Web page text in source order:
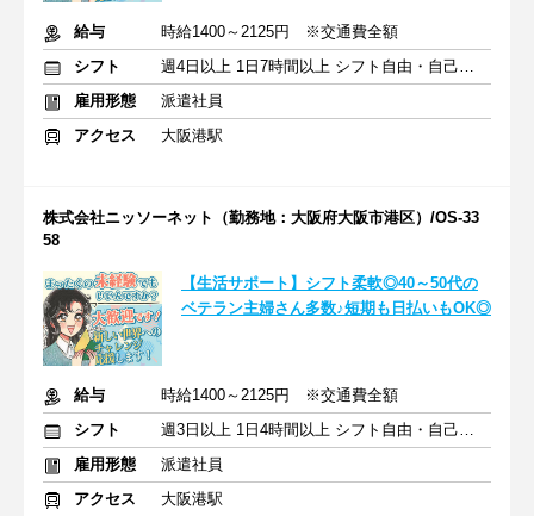
給与
時給1400～2125円 ※交通費全額
シフト
週4日以上 1日7時間以上 シフト自由・自己申告
雇用形態
派遣社員
アクセス
大阪港駅
株式会社ニッソーネット（勤務地：大阪府大阪市港区）/OS-33
58
【生活サポート】シフト柔軟◎40～50代の
ベテラン主婦さん多数♪短期も日払いもOK◎
給与
時給1400～2125円 ※交通費全額
シフト
週3日以上 1日4時間以上 シフト自由・自己申告
雇用形態
派遣社員
アクセス
大阪港駅